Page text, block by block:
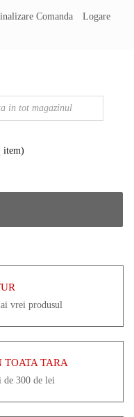
Comanda
Logare
item)
vrei produsul
TOATA TARA
de 300 de lei